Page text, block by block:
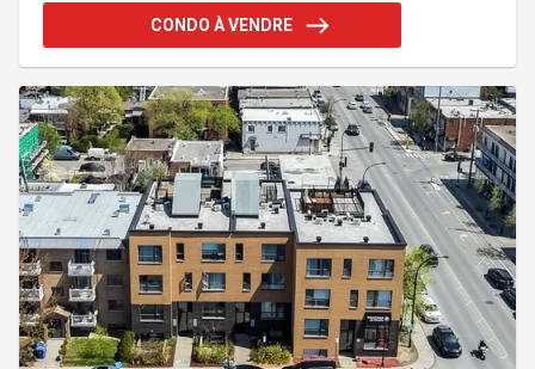
rangement intégré. Salle de bains avec espace
laveuse-sécheuse. Profitez d'une terrasse
Petite-Italie, du parc Jarry, des commerces et de
tous les services. Addenda :
CONDO À VENDRE